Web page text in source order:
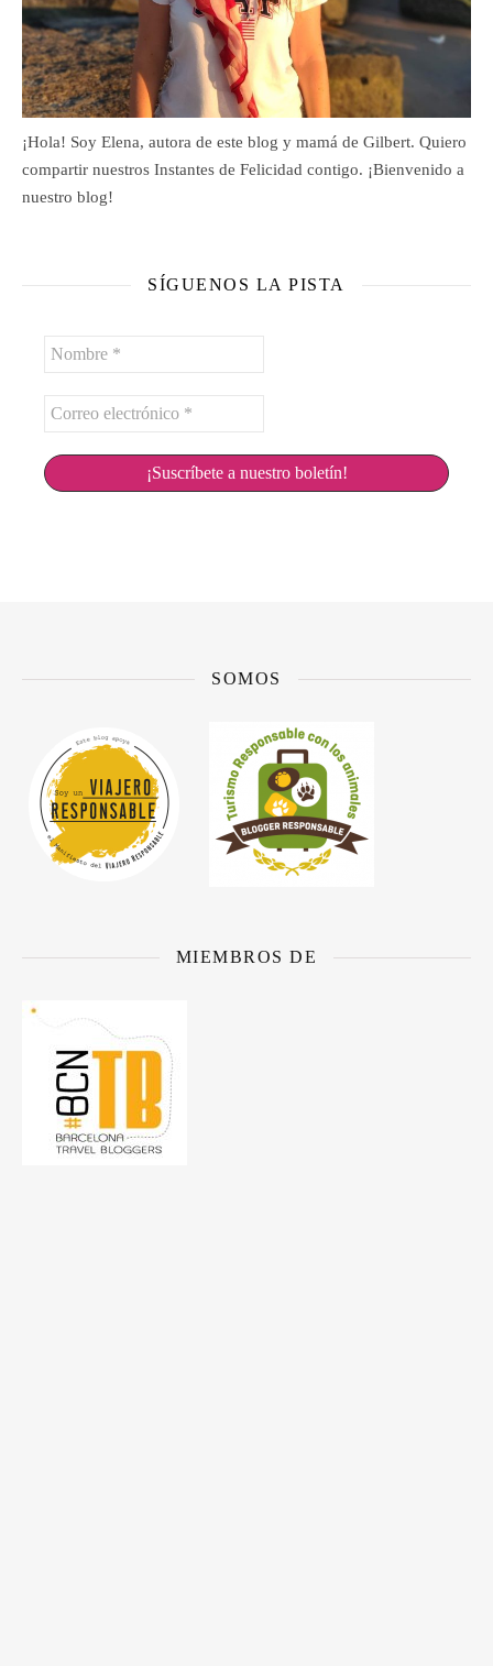
¡Hola! Soy Elena, autora de este blog y mamá de Gilbert. Quiero
compartir nuestros Instantes de Felicidad contigo. ¡Bienvenido a
nuestro blog!
SÍGUENOS LA PISTA
Nombre
Correo
*
SOMOS
MIEMBROS DE